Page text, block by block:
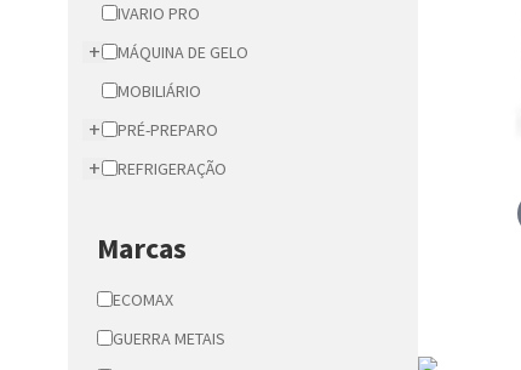
IVARIO PRO
+
MÁQUINA DE GELO
MOBILIÁRIO
+ PRÉ-PREPARO
+ REFRIGERAÇÃO
Marcas
ECOMAX
GUERRA METAIS